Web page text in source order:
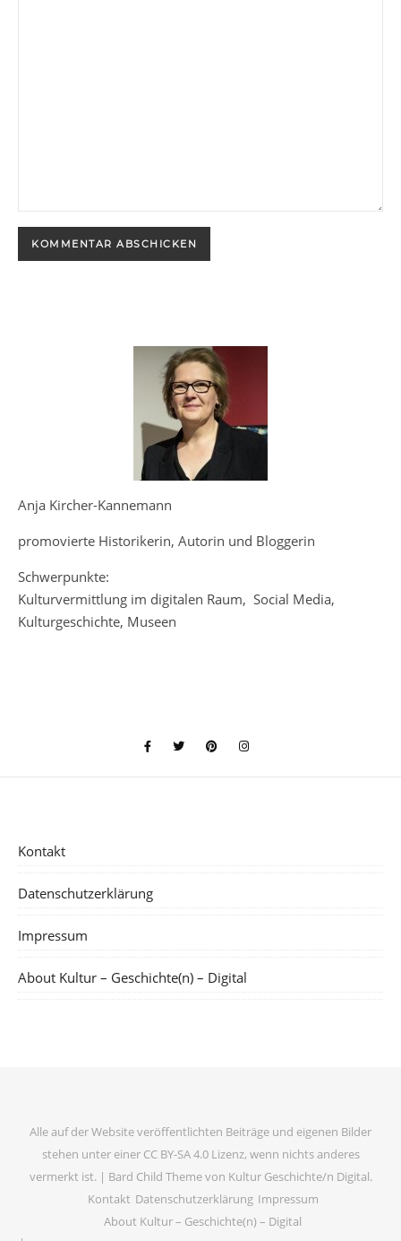
Anja Kircher-Kannemann
promovierte Historikerin, Autorin und Bloggerin
Schwerpunkte:
Kulturvermittlung im digitalen Raum, Social Media,
Kulturgeschichte, Museen
Kontakt
Datenschutzerklärung
Impressum
About Kultur – Geschichte(n) – Digital
Alle auf der Website veröffentlichten Beiträge und eigenen Bilder
stehen unter einer CC BY-SA 4.0 Lizenz, wenn nichts anderes
vermerkt ist. | Bard Child Theme von Kultur Geschichte/n Digital.
Kontakt Datenschutzerklärung Impressum
About Kultur – Geschichte(n) – Digital